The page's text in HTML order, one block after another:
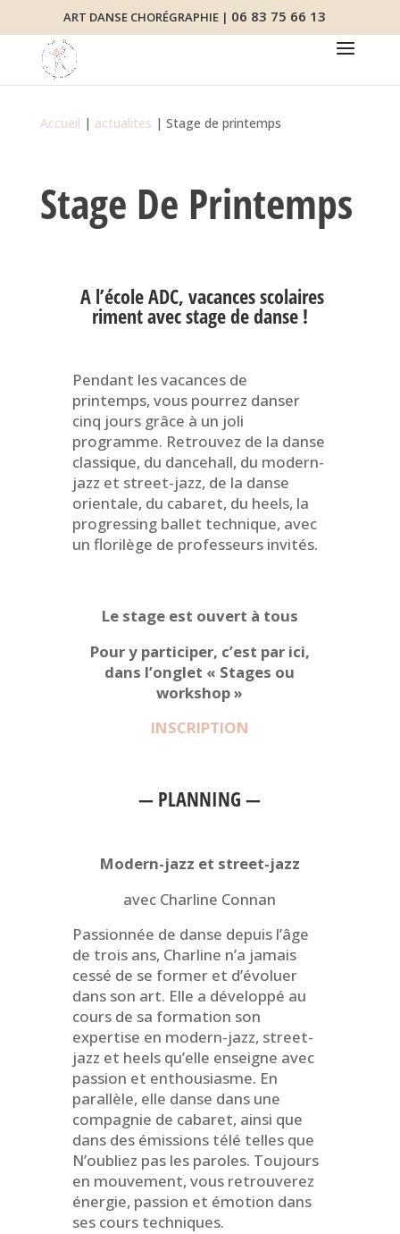
ART DANSE CHORÉGRAPHIE | 06 83 75 66 13
Accueil | actualites | Stage de printemps
Stage De Printemps
A l’école ADC, vacances scolaires
riment avec stage de danse !
Pendant les vacances de
printemps, vous pourrez danser
cinq jours grâce à un joli
programme. Retrouvez de la danse
classique, du dancehall, du modern-
jazz et street-jazz, de la danse
orientale, du cabaret, du heels, la
progressing ballet technique, avec
un florilège de professeurs invités.
Le stage est ouvert à tous
Pour y participer, c’est par ici,
dans l’onglet « Stages ou
workshop »
INSCRIPTION
— PLANNING —
Modern-jazz et street-jazz
avec Charline Connan
Passionnée de danse depuis l’âge
de trois ans, Charline n’a jamais
cessé de se former et d’évoluer
dans son art. Elle a développé au
cours de sa formation son
expertise en modern-jazz, street-
jazz et heels qu’elle enseigne avec
passion et enthousiasme. En
parallèle, elle danse dans une
compagnie de cabaret, ainsi que
dans des émissions télé telles que
N’oubliez pas les paroles. Toujours
en mouvement, vous retrouverez
énergie, passion et émotion dans
ses cours techniques.